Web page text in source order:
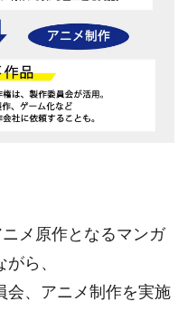
メ原作となるマンガ
ら、
会、アニメ制作を実施